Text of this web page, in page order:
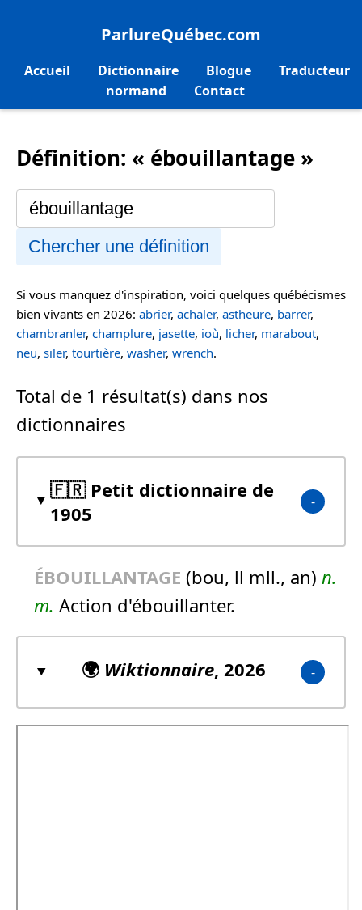
ParlureQuébec.com
Accueil Dictionnaire Blogue
Traducteur
normand
Contact
Définition: « ébouillantage »
Chercher une définition
Si vous manquez d'inspiration, voici quelques québécismes
bien vivants en 2026: abrier, achaler, astheure, barrer,
chambranler, champlure, jasette, ioù, licher, marabout,
neu, siler, tourtière, washer, wrench.
Total de 1 résultat(s) dans nos
dictionnaires
🇫🇷 Petit dictionnaire de
1905
ÉBOUILLANTAGE (bou, ll mll., an) n.
m. Action d'ébouillanter.
🌍 Wiktionnaire, 2026